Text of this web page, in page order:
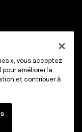
», vous acceptez
améliorer la
et contribuer à